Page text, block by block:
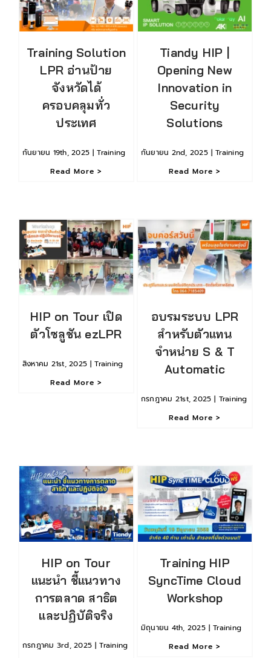
Training Solution
LPR อ่านป้าย
จังหวัดได้
ครอบคลุมทั่ว
ประเทศ
กันยายน 19th, 2025 | Training
Read More >
Tiandy HIP |
Opening New
Innovation in
Security
Solutions
กันยายน 2nd, 2025 | Training
Read More >
HIP on Tour เปิด
ตัวโซลูชัน ezLPR
สิงหาคม 21st, 2025 | Training
Read More >
อบรมระบบ LPR
สำหรับตัวแทน
จำหน่าย S & T
Automatic
กรกฎาคม 21st, 2025 | Training
Read More >
HIP on Tour
แนะนำ ชี้แนวทาง
การตลาด สาธิต
และปฏิบัติจริง
กรกฎาคม 3rd, 2025 | Training
Training HIP
SyncTime Cloud
Workshop
มิถุนายน 4th, 2025 | Training
Read More >